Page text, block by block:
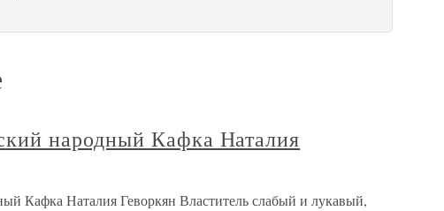
народный Кафка Наталия
Кафка Наталия Геворкян Властитель слабый и лукавый,